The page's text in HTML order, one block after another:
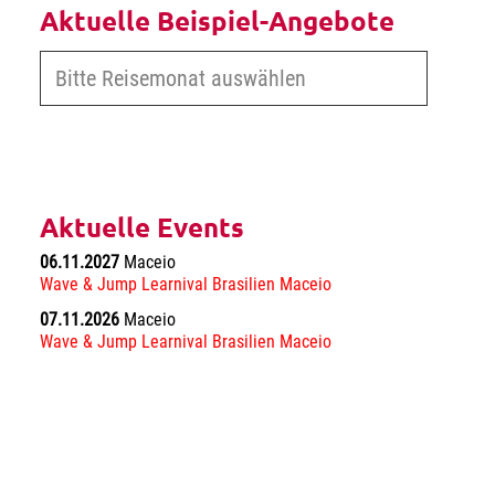
Aktuelle Beispiel-Angebote
Aktuelle Events
06.11.2027 Maceio
Wave & Jump Learnival Brasilien Maceio
07.11.2026 Maceio
Wave & Jump Learnival Brasilien Maceio